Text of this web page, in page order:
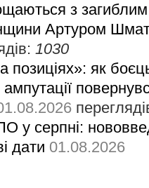
з загиблим
Артуром
1030
як
у серпні:
дати 01.08.2026